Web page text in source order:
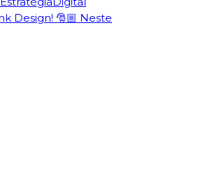
Design! 🎅🏼 Neste